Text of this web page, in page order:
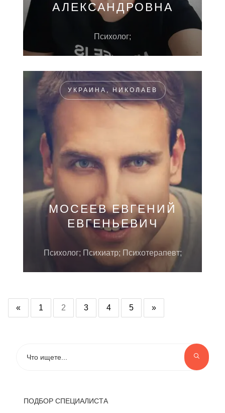
АЛЕКСАНДРОВНА
Психолог;
УКРАИНА, НИКОЛАЕВ
МОСЕЕВ ЕВГЕНИЙ
ЕВГЕНЬЕВИЧ
Психолог; Психиатр; Психотерапевт;
« 1 2 3 4 5 »
ПОДБОР СПЕЦИАЛИСТА